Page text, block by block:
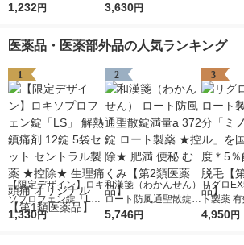
ロート製薬 ★控除★
1,232円
★控除★ 腟カンジダ
3,630円
医薬品・医薬部外品の人気ランキング
1
【限定デザイン】ロキ
ソプロフェン錠「L
S」 解熱鎮痛剤 12錠
1,330円
2
和漢箋（わかんせん）
ロート防風通聖散錠満
量a 372錠 ロート製薬
5,746円
3
リグロ
ト製薬
ノキシジ
4,950円